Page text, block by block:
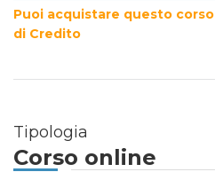
Puoi acquistare questo
di Credito
Tipologia
Corso online